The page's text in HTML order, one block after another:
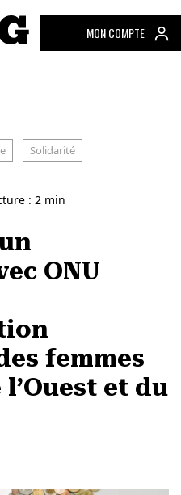
MON COMPTE
Solidarité
: 2 min
ONU
femmes
et du